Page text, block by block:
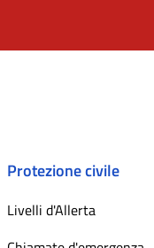
Protezione civile
Livelli d'Allerta